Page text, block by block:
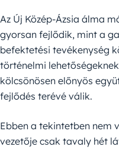
Az Új Közép-Ázsia álma
gyorsan fejlődik, mint a
befektetési tevékenység
történelmi
kölcsönösen előnyös
fejlődés terévé válik.
Ebben a tekintetben nem
vezetője csak tavaly hét